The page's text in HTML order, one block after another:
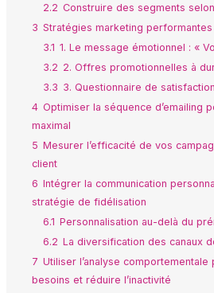
2.2 Construire des segments
3 Stratégies marketing
3.1 1. Le message émotionnel : «
3.2 2. Offres promotionnelles à
3.3 3. Questionnaire de
4 Optimiser la séquence d’emailing
maximal
5 Mesurer l’efficacité de vos
client
6 Intégrer la communication
stratégie de fidélisation
6.1 Personnalisation au-delà du
6.2 La diversification des canaux
7 Utiliser l’analyse comportementale
besoins et réduire l’inactivité